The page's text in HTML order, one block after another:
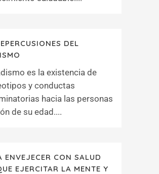
DEL
es la existencia de
y conductas
hacia las personas
de su edad....
ENVEJECER CON SALUD
EJERCITAR LA MENTE Y